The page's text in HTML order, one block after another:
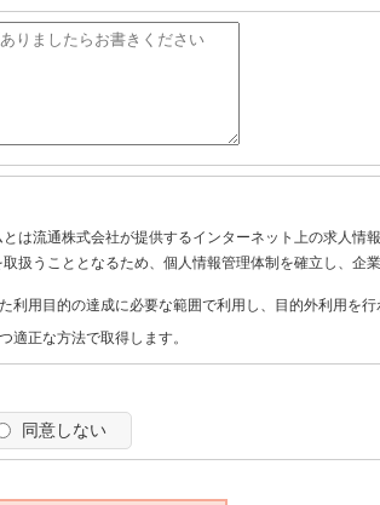
は流通株式会社が提供するインターネット上の求人情
扱うこととなるため、個人情報管理体制を確立し、企
利用目的の達成に必要な範囲で利用し、目的外利用を
適正な方法で取得します。
意なく第三者に提供しません。
っては、漏洩・滅失・毀損の防止及び是正、その他の
法令、国の定める指針、業界規範・慣習、公序良俗を
同意しない